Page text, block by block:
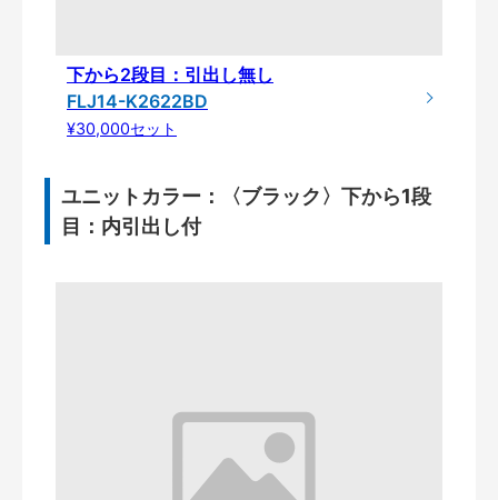
下から2段目：引出し無し
FLJ14-K2622BD
¥30,000セット
ユニットカラー：〈ブラック〉下から1段
目：内引出し付